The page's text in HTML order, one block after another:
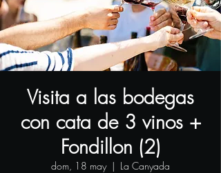
Visita a las bodegas
con cata de 3 vinos +
Fondillon (2)
dom, 18 may
  |
La Canyada